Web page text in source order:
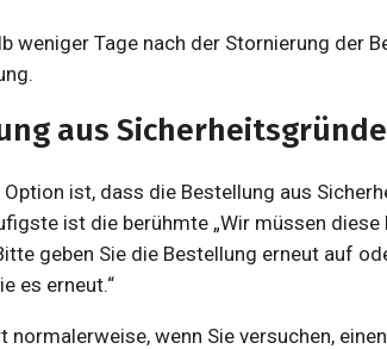
weniger Tage nach der Stornierung der
aus
Option ist, dass die Bestellung aus
ist die berühmte „Wir müssen
geben Sie die Bestellung erneut auf
es erneut.“
normalerweise, wenn Sie versuchen,